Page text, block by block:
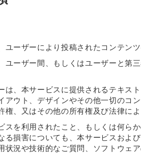
ユーザーにより投稿されたコンテン
ユーザー間、もしくはユーザーと第
は、本サービスに提供されるテキス
アウト、デザインやその他一切のコ
権、又はその他の所有権及び法律に
スを利用されたこと、もしくは何ら
る損害についても、本サービスおよ
状況や技術的なご質問、ソフトウェ